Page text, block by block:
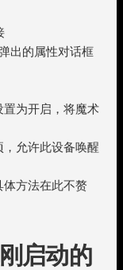
出的属性对话框
为开启，将魔术
允许此设备唤醒
方法在此不赘
启动的